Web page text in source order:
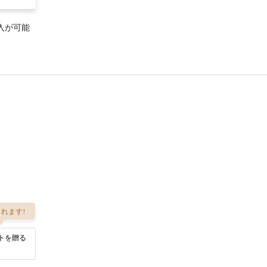
が可能
ます!
を贈る